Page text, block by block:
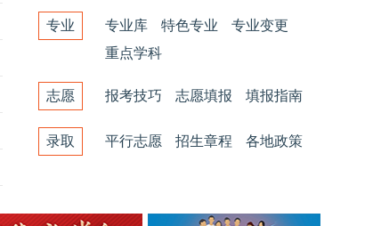
专业 专业库 特色专业
专业变更
重点学科
志愿 报考技巧 志愿填报 填报指南
录取 平行志愿 招生章程 各地政策